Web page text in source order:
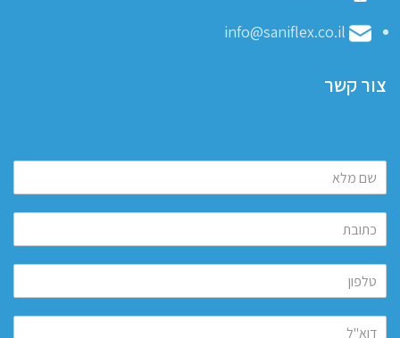
info@saniflex.co.il
צור קשר